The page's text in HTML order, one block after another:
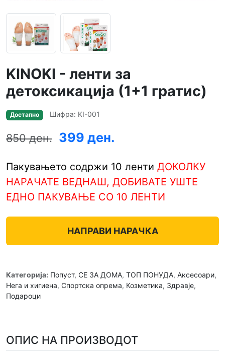
KINOKI - ленти за
детоксикација (1+1 гратис)
Достапно Шифра: KI-001
850 ден. 399 ден.
Пакувањето содржи 10 ленти ДОКОЛКУ
НАРАЧАТЕ ВЕДНАШ, ДОБИВАТЕ УШТЕ
ЕДНО ПАКУВАЊЕ СО 10 ЛЕНТИ
НАПРАВИ НАРАЧКА
Категорија: Попуст, СЕ ЗА ДОМА, ТОП ПОНУДА, Аксесоари,
Нега и хигиена, Спортска опрема, Козметика, Здравје,
Подароци
ОПИС НА ПРОИЗВОДОТ